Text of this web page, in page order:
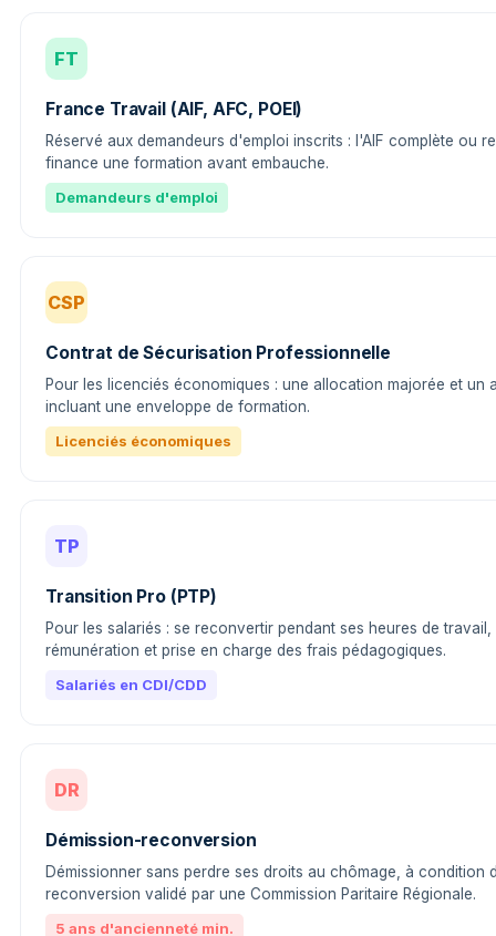
FT
France Travail (AIF, AFC, POEI)
Réservé aux demandeurs d'emploi inscrits : l'AIF complète ou
finance une formation avant embauche.
Demandeurs d'emploi
CSP
Contrat de Sécurisation Professionnelle
Pour les licenciés économiques : une allocation majorée et un
incluant une enveloppe de formation.
Licenciés économiques
TP
Transition Pro (PTP)
Pour les salariés : se reconvertir pendant ses heures de
rémunération et prise en charge des frais pédagogiques.
Salariés en CDI/CDD
DR
Démission-reconversion
Démissionner sans perdre ses droits au chômage, à condition
reconversion validé par une Commission Paritaire Régionale.
5 ans d'ancienneté min.